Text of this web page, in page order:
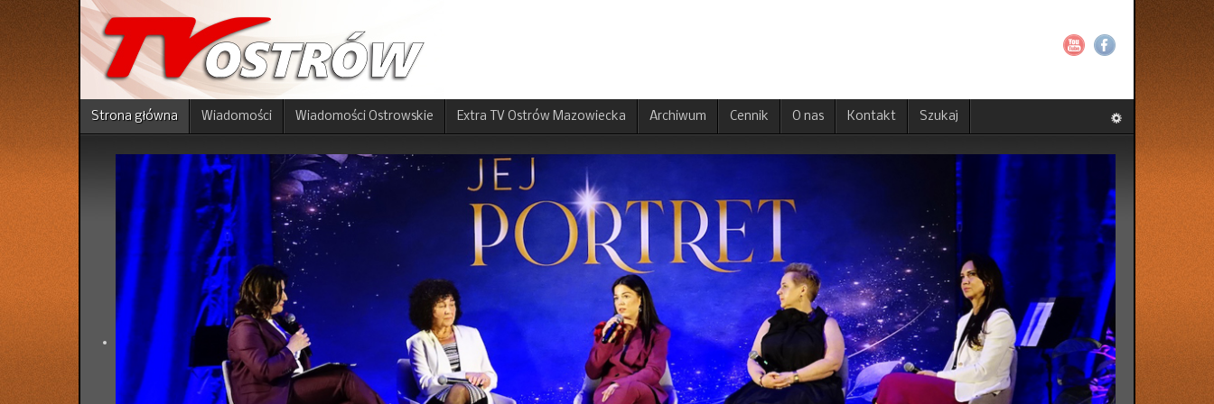
Strona główna Wiadomości Wiadomości Ostrowskie Extra TV Ostrów Mazowiecka Archiwum Cennik O nas Kontakt Szukaj